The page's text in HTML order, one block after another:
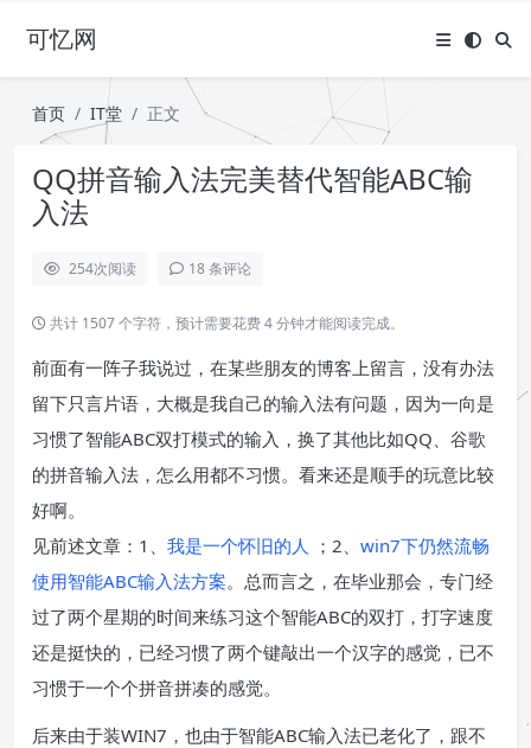
可忆网
首页 IT堂 正文
QQ拼音输入法完美替代智能ABC输
入法
254次阅读 18 条评论
共计 1507 个字符，预计需要花费 4 分钟才能阅读完成。
前面有一阵子我说过，在某些朋友的博客上留言，没有办法
留下只言片语，大概是我自己的输入法有问题，因为一向是
习惯了智能ABC双打模式的输入，换了其他比如QQ、谷歌
的拼音输入法，怎么用都不习惯。看来还是顺手的玩意比较
好啊。
见前述文章：1、 我是一个怀旧的人 ；2、 win7下仍然流畅
使用智能ABC输入法方案。总而言之，在毕业那会，专门经
过了两个星期的时间来练习这个智能ABC的双打，打字速度
还是挺快的，已经习惯了两个键敲出一个汉字的感觉，已不
习惯于一个个拼音拼凑的感觉。
后来由于装WIN7，也由于智能ABC输入法已老化了，跟不